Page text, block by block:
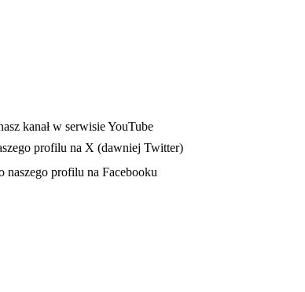
się w nowej karcie
kanał w serwisie YouTube
profilu na X (dawniej Twitter)
się w nowej karcie
naszego profilu na Facebooku